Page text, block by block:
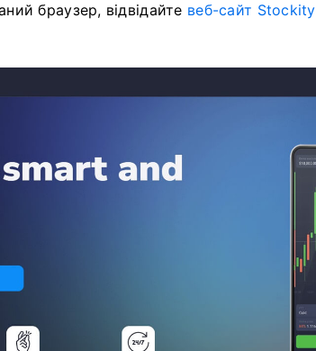
браузер, відвідайте веб-сайт Stockity